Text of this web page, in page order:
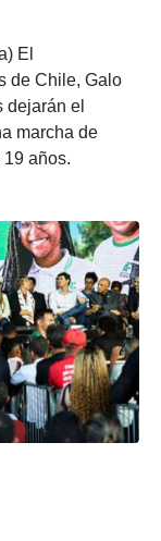
El
de Chile, Galo
dejarán el
marcha de
años.